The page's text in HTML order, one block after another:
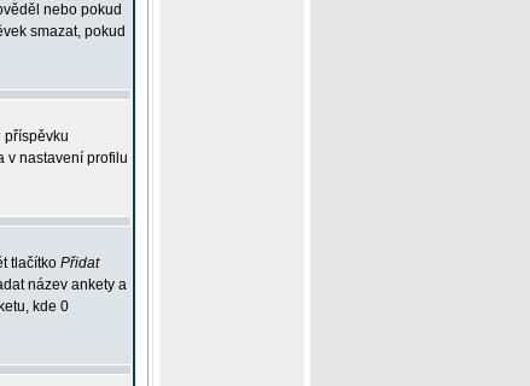
nebo pokud
smazat, pokud
příspěvku
v nastavení profilu
tlačítko Přidat
název ankety a
kde 0